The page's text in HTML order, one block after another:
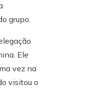
grupo.
Ele
vez na
visitou o